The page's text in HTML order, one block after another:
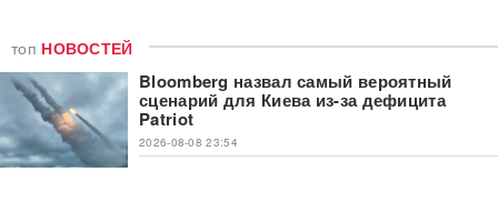
топ НОВОСТЕЙ
Bloomberg назвал самый вероятный
сценарий для Киева из-за дефицита
Patriot
2026-08-08 23:54